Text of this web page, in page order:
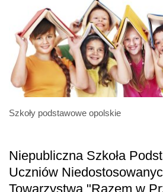
Szkoły podstawowe opolskie
Niepubliczna Szkoła
Uczniów
Towarzystwa "Razem w